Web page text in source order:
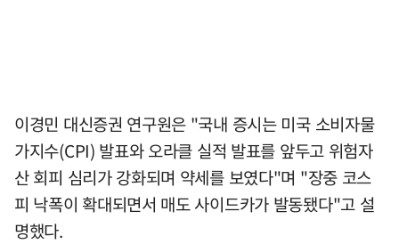
이경민 대신증권 연구원은 "국내 증시는 미국 소비자물
가지수(CPI) 발표와 오라클 실적 발표를 앞두고 위험자
산 회피 심리가 강화되며 약세를 보였다"며 "장중 코스
피 낙폭이 확대되면서 매도 사이드카가 발동됐다"고 설
명했다.